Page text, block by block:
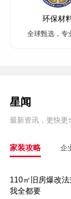
环保材
全球甄选，专
星闻
最新资讯，更快更
家装攻略 企
110㎡旧房爆改
我全都要